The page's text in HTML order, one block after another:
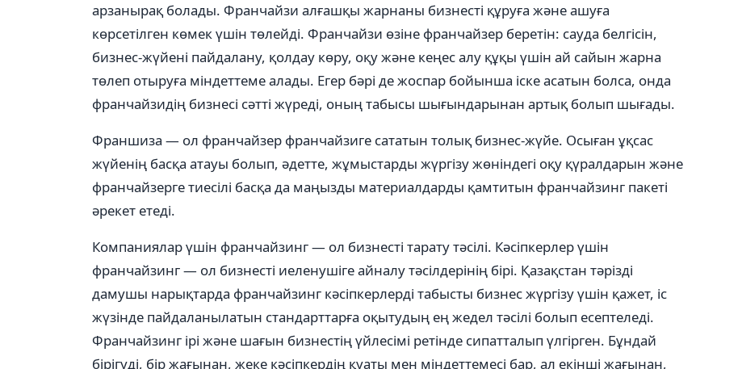
арзанырақ болады. Франчайзи алғашқы жарнаны бизнесті құруға және ашуға
көрсетілген көмек үшін төлейді. Франчайзи өзіне франчайзер беретін: сауда белгісін,
бизнес-жүйені пайдалану, қолдау көру, оқу және кеңес алу құқы үшін ай сайын жарна
төлеп отыруға міндеттеме алады. Егер бәрі де жоспар бойынша іске асатын болса, онда
франчайзидің бизнесі сәтті жүреді, оның табысы шығындарынан артық болып шығады.
Франшиза — ол франчайзер франчайзиге сататын толық бизнес-жүйе. Осыған ұқсас
жүйенің басқа атауы болып, әдетте, жұмыстарды жүргізу жөніндегі оқу қүралдарын және
франчайзерге тиесілі басқа да маңызды материалдарды қамтитын франчайзинг пакеті
әрекет етеді.
Компаниялар үшін франчайзинг — ол бизнесті тарату тәсілі. Кәсіпкерлер үшін
франчайзинг — ол бизнесті иеленушіге айналу тәсілдерінің бірі. Қазақстан тәрізді
дамушы нарықтарда франчайзинг кәсіпкерлерді табысты бизнес жүргізу үшін қажет, іс
жүзінде пайдаланылатын стандарттарға оқытудың ең жедел тәсілі болып есептеледі.
Франчайзинг ірі және шағын бизнестің үйлесімі ретінде сипатталып үлгірген. Бұндай
бірігуді, бір жағынан, жеке кәсіпкердің қуаты мен міндеттемесі бар, ал екінші жағынан,